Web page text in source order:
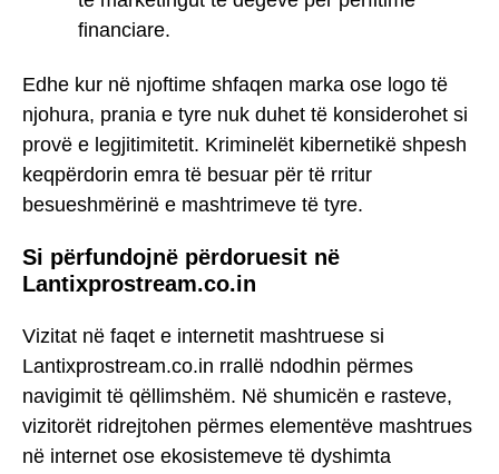
financiare.
Edhe kur në njoftime shfaqen marka ose logo të
njohura, prania e tyre nuk duhet të konsiderohet si
provë e legjitimitetit. Kriminelët kibernetikë shpesh
keqpërdorin emra të besuar për të rritur
besueshmërinë e mashtrimeve të tyre.
Si përfundojnë përdoruesit në
Lantixprostream.co.in
Vizitat në faqet e internetit mashtruese si
Lantixprostream.co.in rrallë ndodhin përmes
navigimit të qëllimshëm. Në shumicën e rasteve,
vizitorët ridrejtohen përmes elementëve mashtrues
në internet ose ekosistemeve të dyshimta